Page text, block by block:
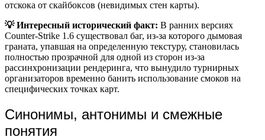
отскока от скайбоксов (невидимых стен карты).
💡 Интересный исторический факт: В ранних версиях
Counter-Strike 1.6 существовал баг, из-за которого дымовая
граната, упавшая на определенную текстуру, становилась
полностью прозрачной для одной из сторон из-за
рассинхронизации рендеринга, что вынудило турнирных
организаторов временно банить использование смоков на
специфических точках карт.
Синонимы, антонимы и смежные
понятия